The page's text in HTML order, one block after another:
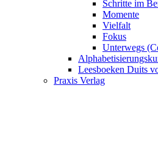
Schritte im
Momente
Vielfalt
Fokus
Unterwegs
Leesboeken Duits
Praxis Verlag